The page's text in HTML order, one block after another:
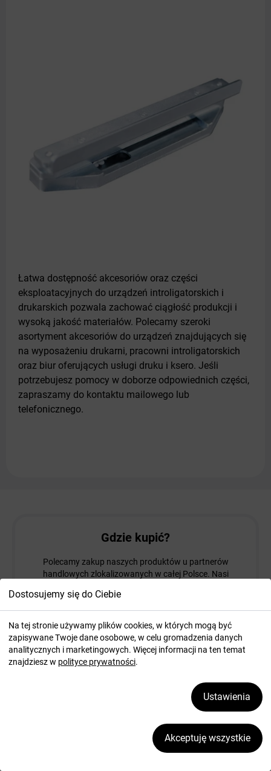
Łatwa dostępność akcesoriów oraz części
eksploatacyjnych do urządzeń introligatorskich i
drukarskich pozwala zachować ciągłość produkcji i
wysoką jakość materiałów. Polecamy szeroki
asortyment akcesoriów do urządzeń znajdujących się
na wyposażeniu drukarni, pracowni introligatorskich
oraz biur oferujących usługi druku i ksero. Jeśli
potrzebujesz pomocy w doborze odpowiednich części,
zapraszamy do kontaktu mailowego lub
telefonicznego.
Dostosujemy się do Ciebie
Na tej stronie używamy plików cookies, w których mogą być
zapisywane Twoje dane osobowe, w celu gromadzenia danych
analitycznych i marketingowych. Więcej informacji na ten temat
znajdziesz w polityce prywatności.
Ustawienia
Akceptuję wszystkie
Gdzie kupić?
Polecamy zakup naszych produktów u partnerów
handlowych zlokalizowanych w całej Polsce. Nasi
biurowych.
Znajdź punkt sprzedaży
Korzystaj z panelu dilera, w którym udostępniamy
informacje dot. naszego asortymentu, warunki sprzedaży
oraz materiały marketingowe.